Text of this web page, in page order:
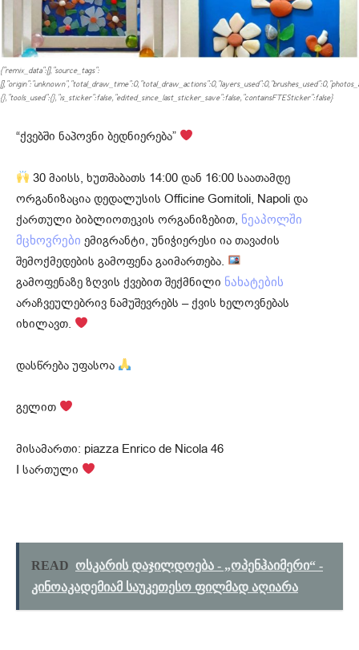
{"remix_data":[],"source_tags":
{},"tools_used":{},"is_sticker":false,"edited_since_last_sticker_save":false,"containsFTESticker":false}
“ქვებში ნაპოვნი ბედნიერება”
30 მაისს, ხუთშაბათს 14:00 დან 16:00 საათამდე
ორგანიზაცია დედალუსის Officine Gomitoli, Napoli და
ქართული ბიბლიოთეკის ორგანიზებით, ნეაპოლში
მცხოვრები ემიგრანტი, უნიჭიერესი ია თავაძის
შემოქმედების გამოფენა გაიმართება.
გამოფენაზე ზღვის ქვებით შექმნილი ნახატების
არაჩვეულებრივ ნამუშევრებს – ქვის ხელოვნებას
იხილავთ.
დასწრება უფასოა
გელით
მისამართი: piazza Enrico de Nicola 46
I სართული
READ ოსკარის დაჯილდოება - „ოპენჰაიმერი“ -
კინოაკადემიამ საუკეთესო ფილმად აღიარა